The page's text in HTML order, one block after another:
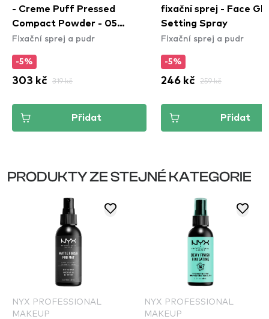
- Creme Puff Pressed
Compact Powder - 05
Translucent
Fixační sprej a pudr
-5%
303 kč 319 kč
Přidat
fixační sprej - Face
Setting Spray
Fixační sprej a pudr
-5%
246 kč 259 kč
Přidat
PRODUKTY ZE STEJNÉ KATEGORIE
NYX PROFESSIONAL
MAKEUP
NYX PROFESSIONAL
MAKEUP